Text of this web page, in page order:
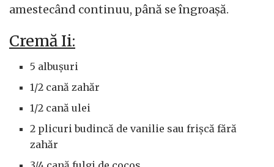
amestecând continuu, până se îngroașă.
Cremă Ii:
5 albușuri
1/2 cană zahăr
1/2 cană ulei
2 plicuri budincă de vanilie sau frișcă fără
zahăr